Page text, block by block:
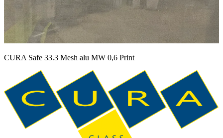
CURA Safe 33.3 Mesh alu MW 0,6 Print